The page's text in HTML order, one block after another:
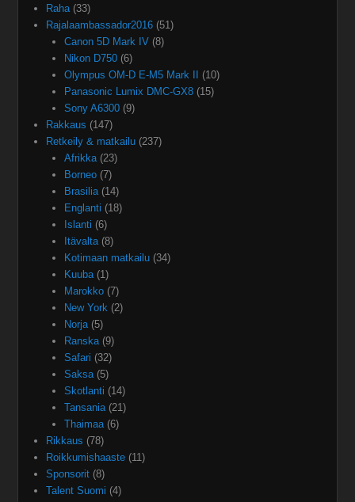
Raha(33)
Rajalaambassador2016 (51)
Canon 5D Mark IV(8)
Nikon D750(6)
Olympus OM-D E-M5 Mark II
(10)
Panasonic Lumix DMC-GX8(15)
Sony A6300(9)
Rakkaus (147)
Retkeily & matkailu (237)
Afrikka(23)
Borneo(7)
Brasilia(14)
Englanti (18)
Islanti (6)
Itävalta(8)
Kotimaan matkailu(34)
Kuuba(1)
Marokko(7)
New York(2)
Norja(5)
Ranska(9)
Safari (32)
Saksa(5)
Skotlanti (14)
Tansania(21)
Thaimaa(6)
Rikkaus (78)
Roikkumishaaste (11)
Sponsorit (8)
Talent Suomi (4)